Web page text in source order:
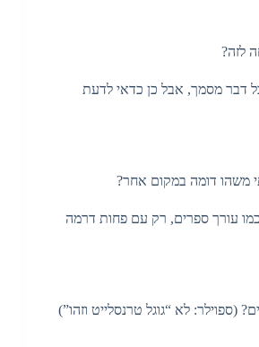
דבר מסמך, אבל כן כדאי לדעת
עורך ספרים, רק עם פחות דרמה
(ספוילר: לא “גוגל טרנסלייט וזהו”)